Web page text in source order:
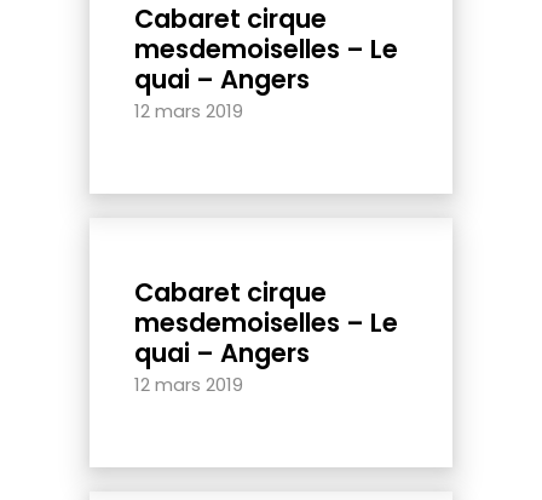
Cabaret cirque
mesdemoiselles – Le
quai – Angers
12 mars 2019
Cabaret cirque
mesdemoiselles – Le
quai – Angers
12 mars 2019